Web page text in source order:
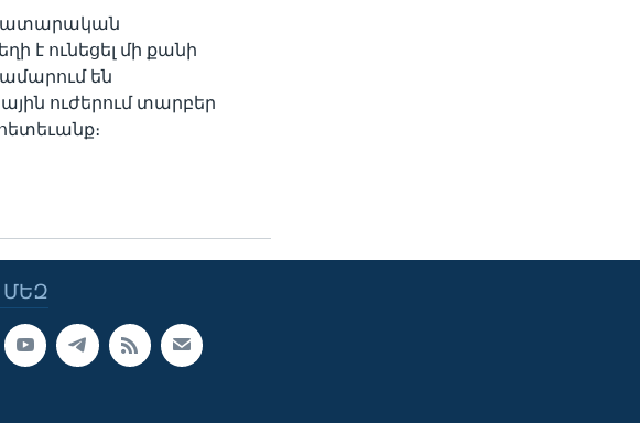
է ունեցել մի քանի
են
ուժերում տարբեր
ՄԵԶ